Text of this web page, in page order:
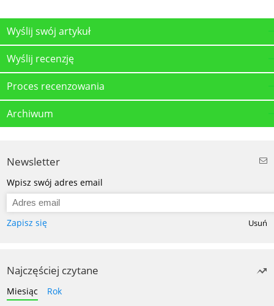
Wyślij swój artykuł
Wyślij recenzję
Proces recenzowania
Archiwum
Newsletter
Wpisz swój adres email
Zapisz się Usuń
Najczęściej czytane
Miesiąc
Rok